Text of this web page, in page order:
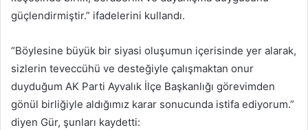
güçlendirmiştir.” ifadelerini kullandı.
“Böylesine büyük bir siyasi oluşumun içerisinde yer alarak,
sizlerin teveccühü ve desteğiyle çalışmaktan onur
duyduğum AK Parti Ayvalık İlçe Başkanlığı görevimden
gönül birliğiyle aldığımız karar sonucunda istifa ediyorum.”
diyen Gür, şunları kaydetti: